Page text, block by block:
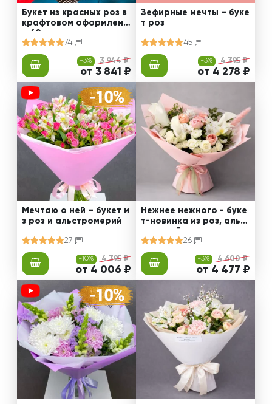
Букет из красных роз в
крафтовом оформлени
и 60 см
74
-3% 3 944 ₽
от 3 841 ₽
Зефирные мечты – буке
т роз
45
-3% 4 395 ₽
от 4 278 ₽
Мечтаю о ней – букет и
з роз и альстромерий
27
-10% 4 395 ₽
от 4 006 ₽
Нежнее нежного - буке
т-новинка из роз, альст
ромерий и калл
26
-3% 4 600 ₽
от 4 477 ₽